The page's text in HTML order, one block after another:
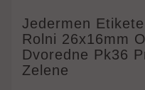
Jedermen
Rolni 26x16mm
Dvoredne Pk36
Zelene